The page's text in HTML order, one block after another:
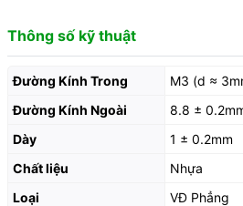
Thông số kỹ thuật
Đường Kính Trong
M3 (d ≈
Đường Kính Ngoài
8.8 ±
Dày
1 ± 0.2mm
Chất liệu
Nhựa
Loại
VĐ Phẳng